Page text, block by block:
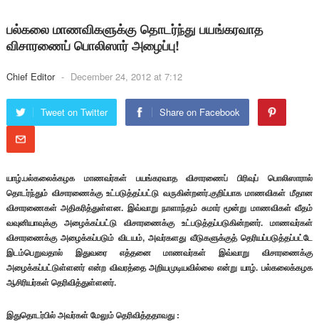
பல்கலை மாணவிகளுக்கு தொடர்ந்து பயங்கரவாத
விசாரணைப் பொலிஸார் அழைப்பு!
Chief Editor - December 24, 2012 at 7:12
Tweet on Twitter Share on Facebook
யாழ்.பல்கலைக்கழக மாணவர்கள் பயங்கரவாத விசாரணைப் பிரிவுப் பொலிஸாரால்
தொடர்ந்தும் விசாரணைக்கு உட்படுத்தப்பட்டு வருகின்றனர்.குறிப்பாக மாணவிகள் மீதான
விசாரணைகள் அதிகரித்துள்ளன. இவ்வாறு நாளாந்தம் சுமார் மூன்று மாணவிகள் வீதம்
வவுனியாவுக்கு அழைக்கப்பட்டு விசாரணைக்கு உட்படுத்தப்படுகின்றனர்.மாணவர்கள்
விசாரணைக்கு அழைக்கப்படும் விடயம், அவர்களது வீடுகளுக்குத் தெரியப்படுத்தப்பட்டே
இடம்பெறுவதால் இதுவரை எத்தனை மாணவர்கள் இவ்வாறு விசாரணைக்கு
அழைக்கப்பட்டுள்ளனர் என்ற விவரத்தை அறியமுடியவில்லை என்று யாழ். பல்கலைக்கழக
ஆசிரியர்கள் தெரிவித்துள்ளனர்.
இதுதொடர்பில் அவர்கள் மேலும் தெரிவித்ததாவது :